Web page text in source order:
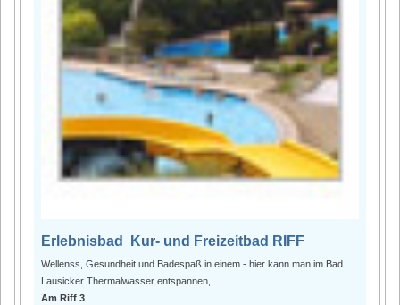
Erlebnisbad Kur- und Freizeitbad RIFF
Wellenss, Gesundheit und Badespaß in einem - hier kann man im Bad
Lausicker Thermalwasser entspannen, ...
Am Riff 3